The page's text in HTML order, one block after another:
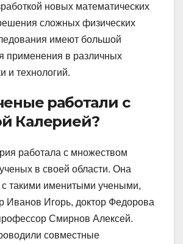
новых математических
сложных физических
имеют большой
применения в различных
и технологий.
работали с
Калерией?
работала с множеством
в своей области. Она
с такими именитыми учеными,
Иванов Игорь, доктор Федорова
Смирнов Алексей.
совместные